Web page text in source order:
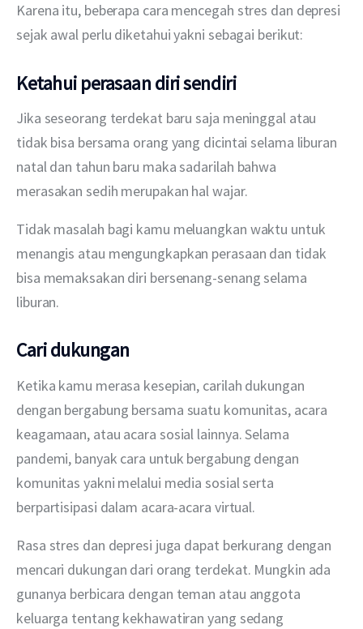
Karena itu, beberapa cara mencegah stres dan depresi
sejak awal perlu diketahui yakni sebagai berikut:
Ketahui perasaan diri sendiri
Jika seseorang terdekat baru saja meninggal atau
tidak bisa bersama orang yang dicintai selama liburan
natal dan tahun baru maka sadarilah bahwa
merasakan sedih merupakan hal wajar.
Tidak masalah bagi kamu meluangkan waktu untuk
menangis atau mengungkapkan perasaan dan tidak
bisa memaksakan diri bersenang-senang selama
liburan.
Cari dukungan
Ketika kamu merasa kesepian, carilah dukungan
dengan bergabung bersama suatu komunitas, acara
keagamaan, atau acara sosial lainnya. Selama
pandemi, banyak cara untuk bergabung dengan
komunitas yakni melalui media sosial serta
berpartisipasi dalam acara-acara virtual.
Rasa stres dan depresi juga dapat berkurang dengan
mencari dukungan dari orang terdekat. Mungkin ada
gunanya berbicara dengan teman atau anggota
keluarga tentang kekhawatiran yang sedang